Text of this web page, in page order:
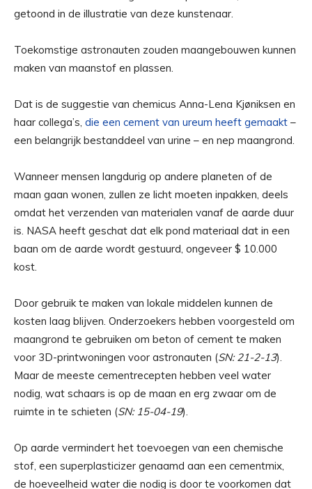
getoond in de illustratie van deze kunstenaar.
Toekomstige astronauten zouden maangebouwen kunnen
maken van maanstof en plassen.
Dat is de suggestie van chemicus Anna-Lena Kjøniksen en
haar collega’s, die een cement van ureum heeft gemaakt –
een belangrijk bestanddeel van urine – en nep maangrond.
Wanneer mensen langdurig op andere planeten of de
maan gaan wonen, zullen ze licht moeten inpakken, deels
omdat het verzenden van materialen vanaf de aarde duur
is. NASA heeft geschat dat elk pond materiaal dat in een
baan om de aarde wordt gestuurd, ongeveer $ 10.000
kost.
Door gebruik te maken van lokale middelen kunnen de
kosten laag blijven. Onderzoekers hebben voorgesteld om
maangrond te gebruiken om beton of cement te maken
voor 3D-printwoningen voor astronauten (SN: 21-2-13).
Maar de meeste cementrecepten hebben veel water
nodig, wat schaars is op de maan en erg zwaar om de
ruimte in te schieten (SN: 15-04-19).
Op aarde vermindert het toevoegen van een chemische
stof, een superplasticizer genaamd aan een cementmix,
de hoeveelheid water die nodig is door te voorkomen dat